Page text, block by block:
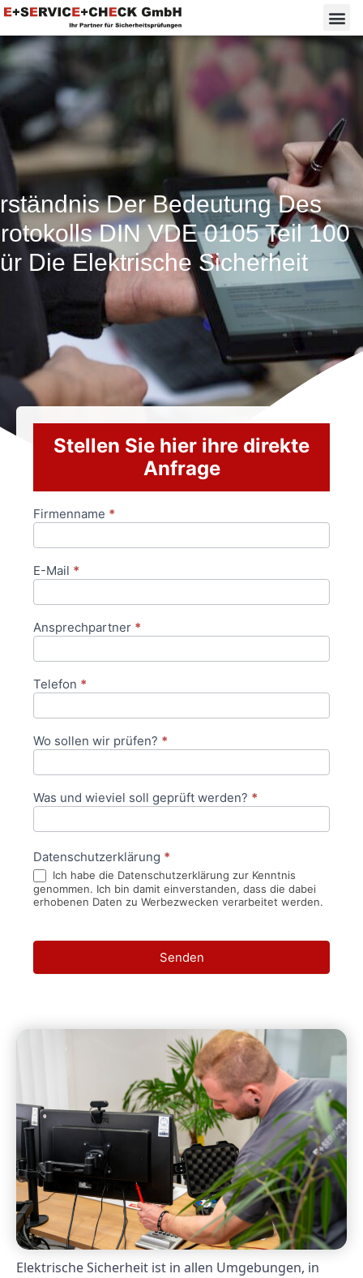
Der Bedeutung Des
DIN VDE 0105 Teil 100
Die Elektrische Sicherheit
Stellen Sie hier ihre direkte
Anfrage
Anfrageformular
Firmenname *
E-Mail *
Ansprechpartner *
Telefon *
Wo sollen wir prüfen? *
Was und wieviel soll geprüft werden? *
Datenschutzerklärung *
Ich habe die Datenschutzerklärung zur Kenntnis
genommen. Ich bin damit einverstanden, dass die dabei
erhobenen Daten zu Werbezwecken verarbeitet werden.
Senden
Elektrische Sicherheit ist in allen Umgebungen, in